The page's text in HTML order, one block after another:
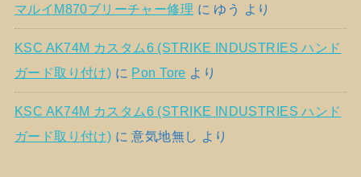
マルイM870ブリーチャー修理 に ゆう より
KSC AK74M カスタム6 (STRIKE INDUSTRIES ハンド
ガード取り付け) に Pon Tore より
KSC AK74M カスタム6 (STRIKE INDUSTRIES ハンド
ガード取り付け) に意気地無し より